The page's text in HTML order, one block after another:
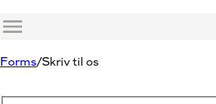
Menu
Forms Skriv til os